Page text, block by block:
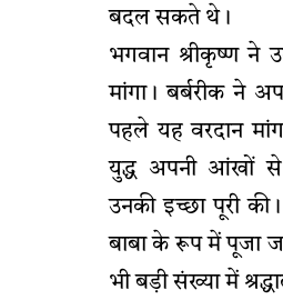
बदल सकते थे।
भगवान श्रीकृष्ण ने
मांगा। बर्बरीक ने
पहले यह वरदान
युद्ध अपनी आंखों
उनकी इच्छा पूरी
बाबा के रूप में पूजा
भी बड़ी संख्या में